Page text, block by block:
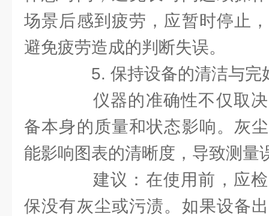
场景后感到疲劳，应暂时停止
避免疲劳造成的判断失误。
5. 保持设备的清洁与完
仪器的准确性不仅取决
备本身的质量和状态影响。灰
能影响图表的清晰度，导致测量
建议：在使用前，应检
保没有灰尘或污渍。如果设备